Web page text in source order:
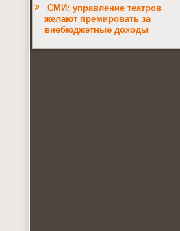
СМИ: управление театров
желают премировать за
внебюджетные доходы